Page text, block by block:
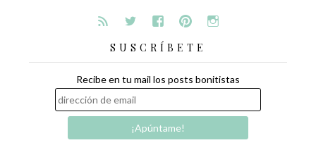
SUSCRÍBETE
Recibe en tu mail los posts bonitistas